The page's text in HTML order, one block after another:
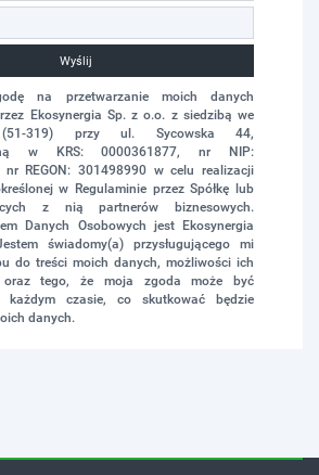
Wyślij
na przetwarzanie moich danych
Ekosynergia Sp. z o.o. z siedzibą we
(51-319) przy ul. Sycowska 44,
w KRS: 0000361877, nr NIP:
nr REGON: 301498990 w celu realizacji
w Regulaminie przez Spółkę lub
z nią partnerów biznesowych.
Danych Osobowych jest Ekosynergia
świadomy(a) przysługującego mi
do treści moich danych, możliwości ich
oraz tego, że moja zgoda może być
każdym czasie, co skutkować będzie
danych.